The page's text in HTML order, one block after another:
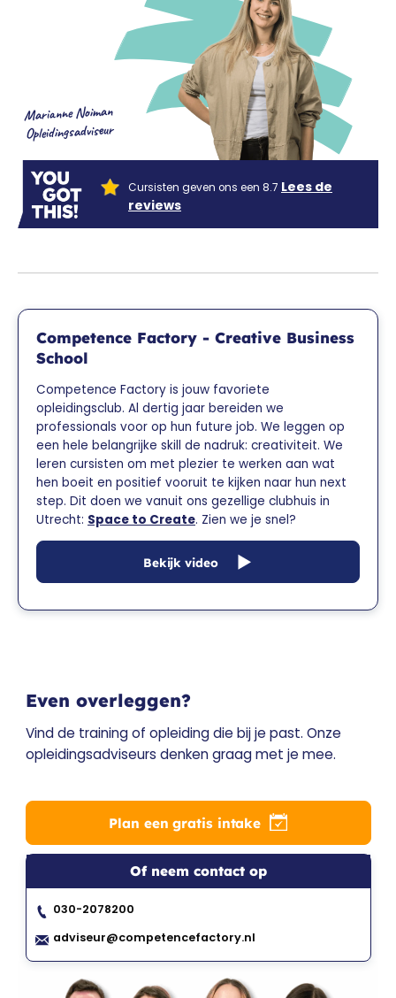
Marianne Noiman
Opleidingsadviseur
Cursisten geven ons een 8.7 Lees de
reviews
Competence Factory - Creative Business
School
Competence Factory is jouw favoriete
opleidingsclub. Al dertig jaar bereiden we
professionals voor op hun future job. We leggen op
een hele belangrijke skill de nadruk: creativiteit. We
leren cursisten om met plezier te werken aan wat
hen boeit en positief vooruit te kijken naar hun next
step. Dit doen we vanuit ons gezellige clubhuis in
Utrecht: Space to Create. Zien we je snel?
Bekijk video
Even overleggen?
Vind de training of opleiding die bij je past. Onze
opleidingsadviseurs denken graag met je mee.
Plan een gratis intake
Of neem contact op
030-2078200
adviseur@competencefactory.nl